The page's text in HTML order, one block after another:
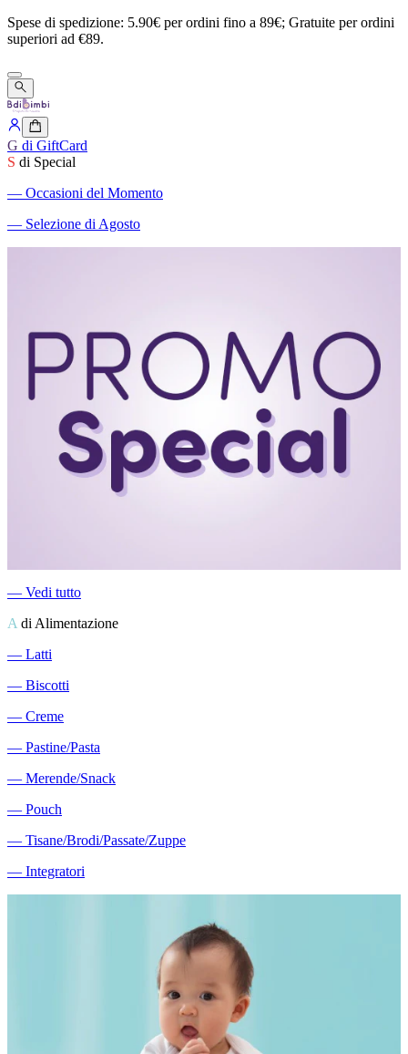
Spese di spedizione: 5.90€ perordini fino a 89€; Gratuite perordini
superiori ad €89.
G di GiftCard
S di Special
― Occasioni del Momento
― Selezione di Agosto
― Vedi tutto
A di Alimentazione
― Latti
― Biscotti
― Creme
― Pastine/Pasta
― Merende/Snack
― Pouch
― Tisane/Brodi/Passate/Zuppe
― Integratori